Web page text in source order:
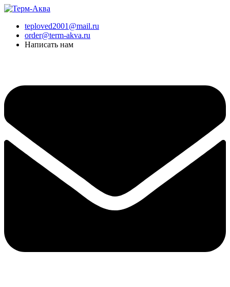
Перейти
содержимому
teploved2001@mail.ru
order@term-akva.ru
Написать нам